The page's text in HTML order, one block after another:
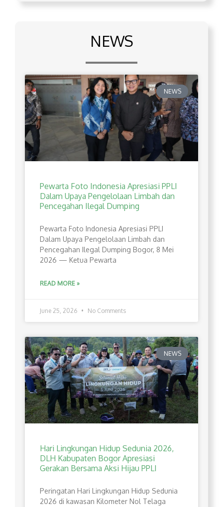
NEWS
NEWS
Pewarta Foto Indonesia Apresiasi PPLI
Dalam Upaya Pengelolaan Limbah dan
Pencegahan Ilegal Dumping
Pewarta Foto Indonesia Apresiasi PPLI
Dalam Upaya Pengelolaan Limbah dan
Pencegahan Ilegal Dumping Bogor, 8 Mei
2026 — Ketua Pewarta
READ MORE »
June 25, 2026 No Comments
NEWS
Hari Lingkungan Hidup Sedunia 2026,
DLH Kabupaten Bogor Apresiasi
Gerakan Bersama Aksi Hijau PPLI
Peringatan Hari Lingkungan Hidup Sedunia
2026 di kawasan Kilometer Nol Telaga